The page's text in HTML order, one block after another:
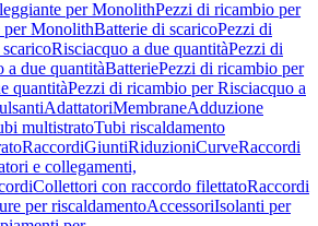
per MonolithPezzi di ricambio per
per MonolithBatterie di scaricoPezzi di
Risciacquo a due quantitàPezzi di
a due quantitàBatteriePezzi di ricambio per
quantitàPezzi di ricambio per Risciacquo a
AdattatoriMembraneAdduzione
multistratoTubi riscaldamento
RaccordiGiuntiRiduzioniCurveRaccordi
e collegamenti,
Collettori con raccordo filettatoRaccordi
per riscaldamentoAccessoriIsolanti per